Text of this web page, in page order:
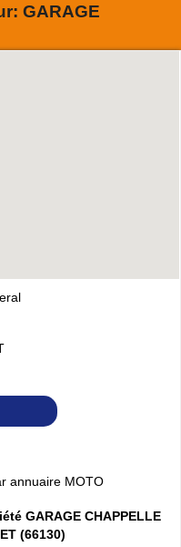
GARAGE
annuaire MOTO
GARAGE CHAPPELLE
(66130)